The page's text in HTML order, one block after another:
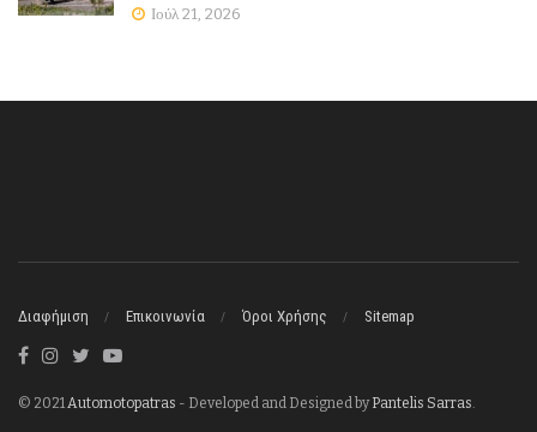
Ιούλ 21, 2026
Διαφήμιση Επικοινωνία Όροι Χρήσης Sitemap
© 2021Automotopatras - Developed and Designed byPantelis Sarras.